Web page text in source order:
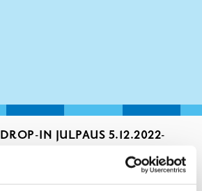
DROP-IN JULPAUS 5.12.2022-